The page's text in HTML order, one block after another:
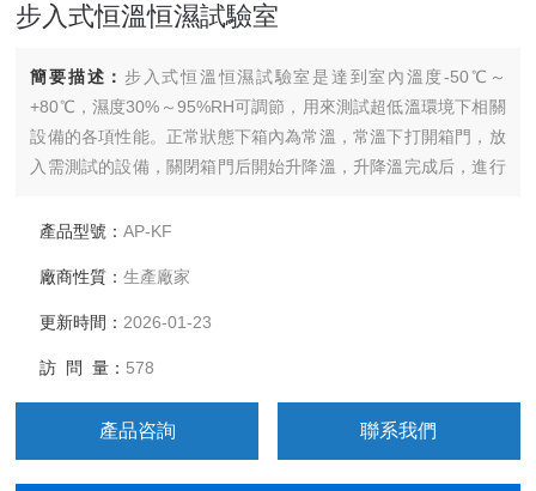
步入式恒溫恒濕試驗室
簡要描述： 步入式恒溫恒濕試驗室是達到室內溫度-50℃～
+80℃，濕度30%～95%RH可調節，用來測試超低溫環境下相關
設備的各項性能。正常狀態下箱內為常溫，常溫下打開箱門，放
入需測試的設備，關閉箱門后開始升降溫，升降溫完成后，進行
載狀態的負荷進行配置，適當考慮試驗時的設備加熱量。
產品型號：AP-KF
廠商性質：生產廠家
更新時間： 2026-01-23
訪 問 量： 578
產品咨詢 聯系我們